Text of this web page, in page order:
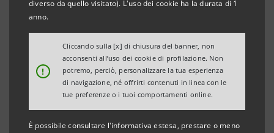
diverso da quello visitato). L'uso dei cookie ha la durata di 1
anno.
!
Cliccando sulla [x] di chiusura del banner, non
acconsenti all’uso dei cookie di profilazione. Non
potremo, perciò, personalizzare la tua esperienza
di navigazione, né offrirti contenuti in linea con le
tue preferenze o i tuoi comportamenti online.
È possibile consultare l'informativa estesa, prestare o meno
Meta insieme